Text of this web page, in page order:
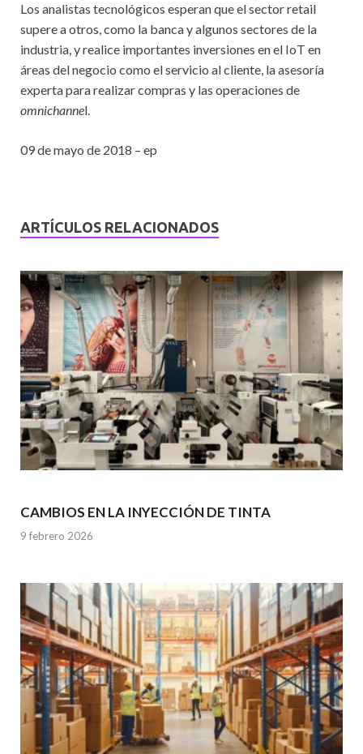
Los analistas tecnológicos esperan que el sector retail
supere a otros, como la banca y algunos sectores de la
industria, y realice importantes inversiones en el IoT en
áreas del negocio como el servicio al cliente, la asesoría
experta para realizar compras y las operaciones de
omnichannel.
09 de mayo de 2018 – ep
ARTÍCULOS RELACIONADOS
CAMBIOS EN LA INYECCIÓN DE TINTA
9 febrero 2026